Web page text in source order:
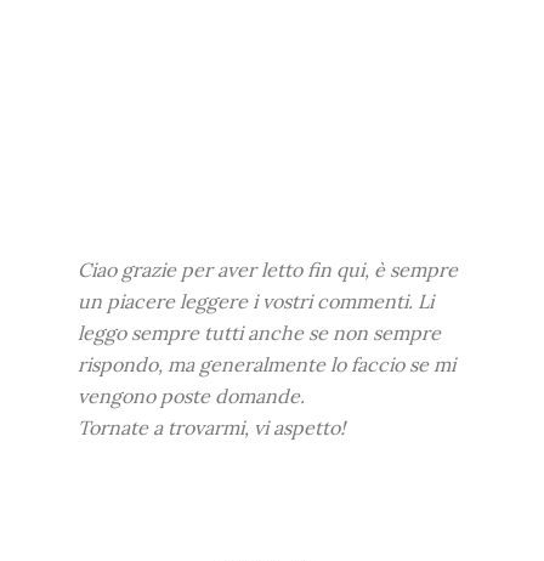
Ciao grazie per aver letto fin qui, è sempre
un piacere leggere i vostri commenti. Li
leggo sempre tutti anche se non sempre
rispondo, ma generalmente lo faccio se mi
vengono poste domande.
Tornate a trovarmi, vi aspetto!